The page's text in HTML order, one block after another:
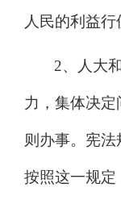
人民的利益行
2、人大
力，集体决
则办事。宪法
按照这一规定